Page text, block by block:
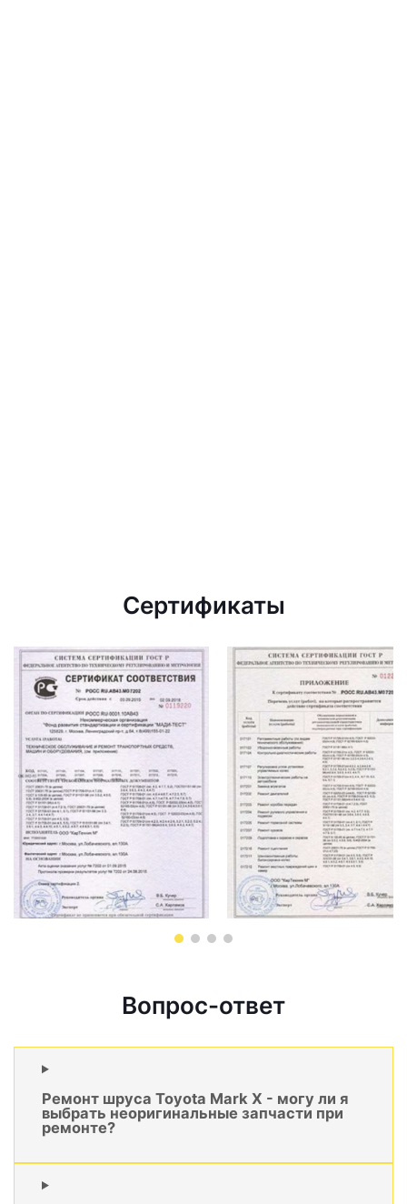
Сертификаты
Вопрос-ответ
Ремонт шруса Toyota Mark X - могу ли я
выбрать неоригинальные запчасти при
ремонте?